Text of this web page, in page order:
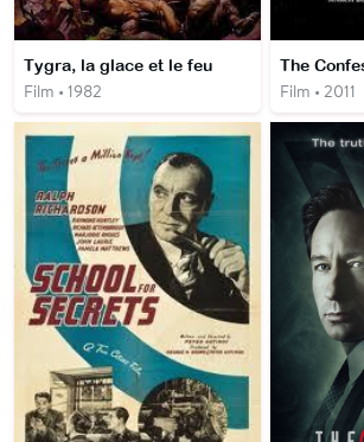
Tygra, la glace et le feu
Film • 1982
The
Film • 2011